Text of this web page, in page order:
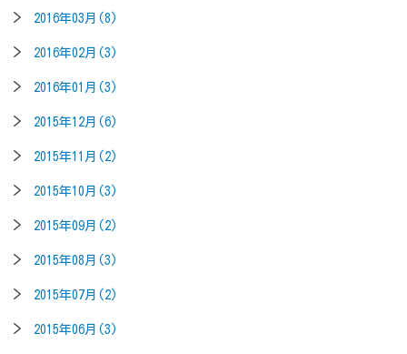
2016年03月(8)
2016年02月(3)
2016年01月(3)
2015年12月(6)
2015年11月(2)
2015年10月(3)
2015年09月(2)
2015年08月(3)
2015年07月(2)
2015年06月(3)